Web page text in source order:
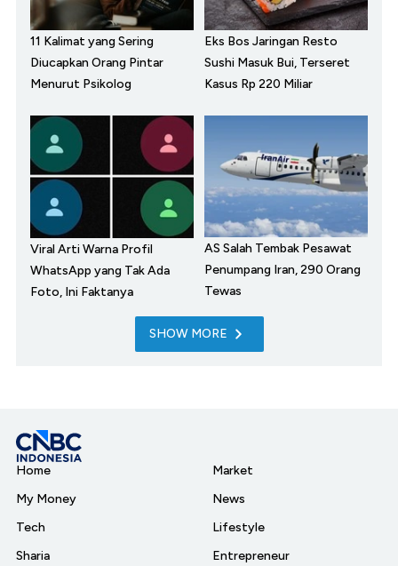
11 Kalimat yang Sering
Diucapkan Orang Pintar
Menurut Psikolog
Eks Bos Jaringan Resto
Sushi Masuk Bui, Terseret
Kasus Rp 220 Miliar
Viral Arti Warna Profil
WhatsApp yang Tak Ada
Foto, Ini Faktanya
AS Salah Tembak Pesawat
Penumpang Iran, 290 Orang
Tewas
SHOW MORE
Home
My Money
Tech
Sharia
Market
News
Lifestyle
Entrepreneur